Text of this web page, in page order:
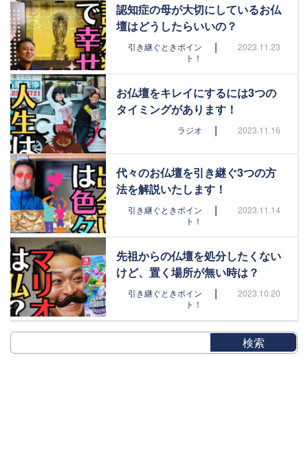
認知症の母が大切にしているお仏
壇はどうしたらいいの？
引き継ぐときポイン
ト！
| 2023.11.23
お仏壇をキレイにするには3つの
タイミングがあります！
ラジオ | 2023.11.16
代々のお仏壇を引き継ぐ3つの方
法を解説いたします！
引き継ぐときポイン
ト！
| 2023.11.14
先祖からの仏壇を処分したくない
けど、置く場所が無い時は？
引き継ぐときポイン
ト！
| 2023.10.20